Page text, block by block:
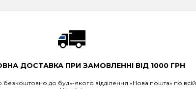
ДОСТАВКА ПРИ ЗАМОВЛЕННІ ВІД 1000 ГРН
безкоштовно до будь-якого відділення «Нова пошта» по всій